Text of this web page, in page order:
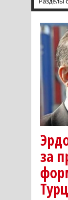
за